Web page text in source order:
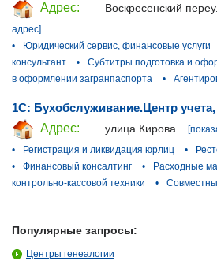
Адрес:
Воскресенский
адрес]
•
Юридический сервис, финансовые услуги
консультант
• Субтитры подготовка и
в оформлении загранпаспорта
•
1С: Бухобслуживание.Центр учета,
Адрес:
улица Кирова...
•
Регистрация и ликвидация юрлиц •
•
Финансовый консалтинг •
Расходные
контрольно-кассовой техники
•
Популярные запросы:
Центры генеалогии